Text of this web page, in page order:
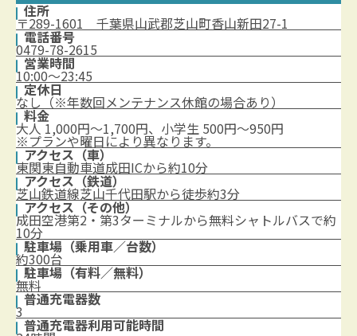
住所
〒289-1601 千葉県山武郡芝山町香山新田27-1
電話番号
0479-78-2615
営業時間
10:00～23:45
定休日
なし（※年数回メンテナンス休館の場合あり）
料金
大人 1,000円～1,700円、小学生 500円～950円
※プランや曜日により異なります。
アクセス（車）
東関東自動車道成田ICから約10分
アクセス（鉄道）
芝山鉄道線芝山千代田駅から徒歩約3分
アクセス（その他）
成田空港第2・第3ターミナルから無料シャトルバスで約
10分
駐車場（乗用車／台数）
約300台
駐車場（有料／無料）
無料
普通充電器数
3
普通充電器利用可能時間